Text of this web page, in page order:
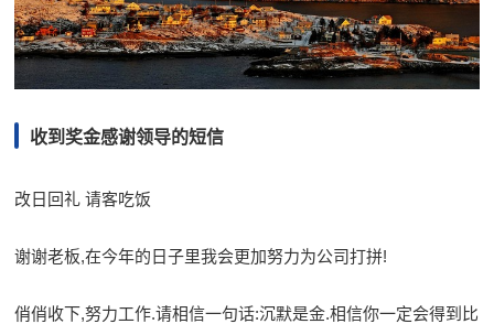
收到奖金感谢领导的短信
改日回礼 请客吃饭
谢谢老板,在今年的日子里我会更加努力为公司打拼!
俏俏收下,努力工作.请相信一句话:沉默是金.相信你一定会得到比